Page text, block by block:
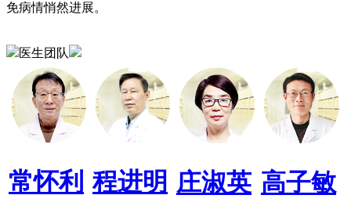
免病情悄然进展。
医生团队
常怀利 程进明 庄淑英 高子敏